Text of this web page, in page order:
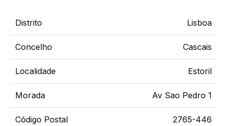
Distrito Lisboa
Concelho Cascais
Localidade Estoril
Morada Av Sao Pedro 1
Código Postal 2765-446